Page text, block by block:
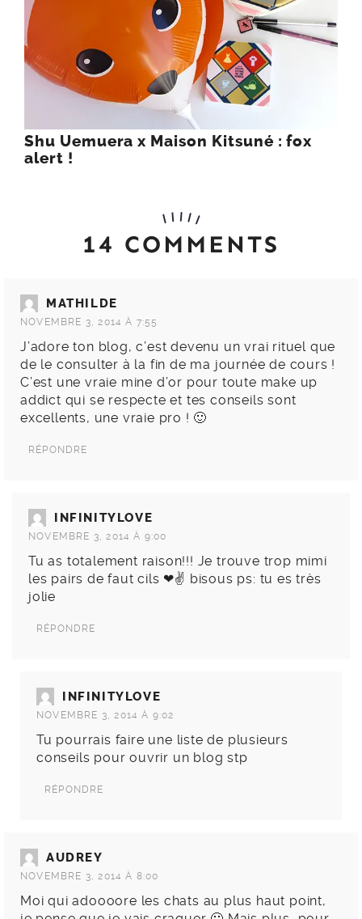
Shu Uemuera x Maison Kitsuné : fox
alert !
14 COMMENTS
MATHILDE
NOVEMBRE 3, 2014 À 7:55
J’adore ton blog, c’est devenu un vrai rituel que
de le consulter à la fin de ma journée de cours !
C’est une vraie mine d’or pour toute make up
addict qui se respecte et tes conseils sont
excellents, une vraie pro ! 🙂
RÉPONDRE
INFINITYLOVE
NOVEMBRE 3, 2014 À 9:00
Tu as totalement raison!!! Je trouve trop mimi
les pairs de faut cils ❤✌ bisous ps: tu es très
jolie
RÉPONDRE
INFINITYLOVE
NOVEMBRE 3, 2014 À 9:02
Tu pourrais faire une liste de plusieurs
conseils pour ouvrir un blog stp
RÉPONDRE
AUDREY
NOVEMBRE 3, 2014 À 8:00
Moi qui adoooore les chats au plus haut point,